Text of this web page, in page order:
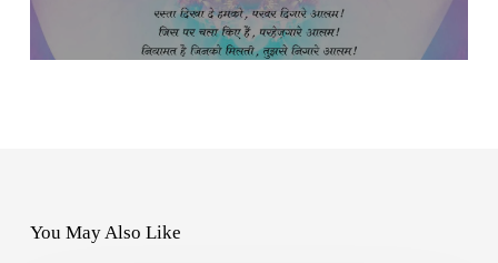
You May Also Like